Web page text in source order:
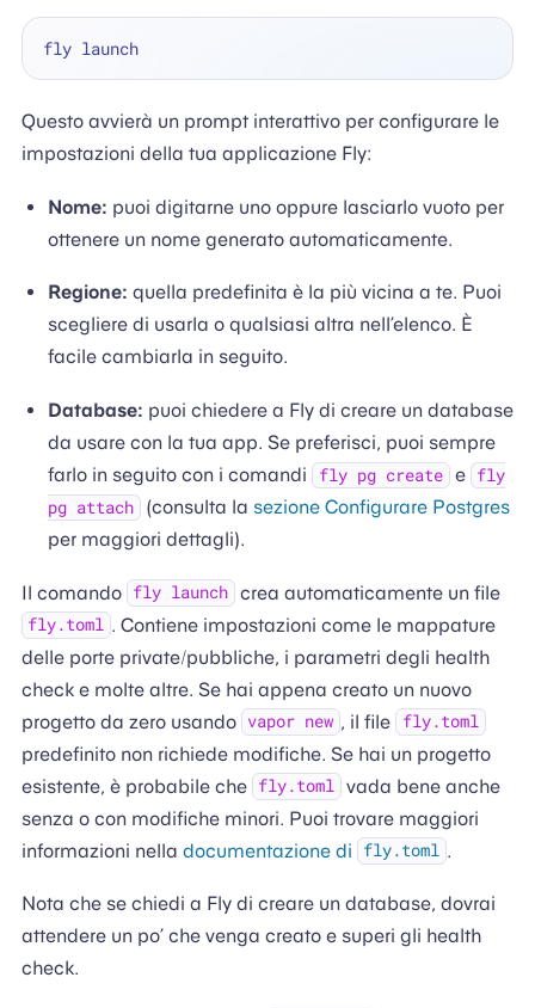
Questo avvierà un prompt interattivo per configurare le
impostazioni della tua applicazione Fly:
Nome: puoi digitarne uno oppure lasciarlo vuoto per
ottenere un nome generato automaticamente.
Regione: quella predefinita è la più vicina a te. Puoi
scegliere di usarla o qualsiasi altra nell’elenco. È
facile cambiarla in seguito.
Database: puoi chiedere a Fly di creare un database
da usare con la tua app. Se preferisci, puoi sempre
farlo in seguito con i comandi
fly pg create e fly
pg attach
(consulta la sezione Configurare Postgres
per maggiori dettagli).
Il comando fly launch crea automaticamente un file
fly.toml . Contiene impostazioni come le mappature
delle porte private/pubbliche, i parametri degli health
check e molte altre. Se hai appena creato un nuovo
progetto da zero usando vapor new , il file fly.toml
predefinito non richiede modifiche. Se hai un progetto
esistente, è probabile che fly.toml vada bene anche
senza o con modifiche minori. Puoi trovare maggiori
informazioni nella documentazione di fly.toml .
Nota che se chiedi a Fly di creare un database, dovrai
attendere un po’ che venga creato e superi gli health
check.